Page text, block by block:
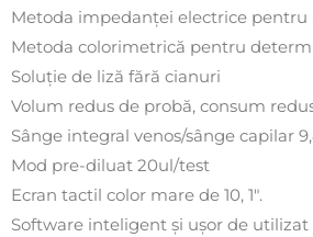
Metoda impedanţei electrice pentru
Metoda colorimetrică pentru
Soluţie de liză fără cianuri
Volum redus de probă, consum
Sânge integral venos/sânge capilar
Mod pre-diluat 20ul/test
Ecran tactil color mare de 10, 1″.
Software inteligent și ușor de utilizat